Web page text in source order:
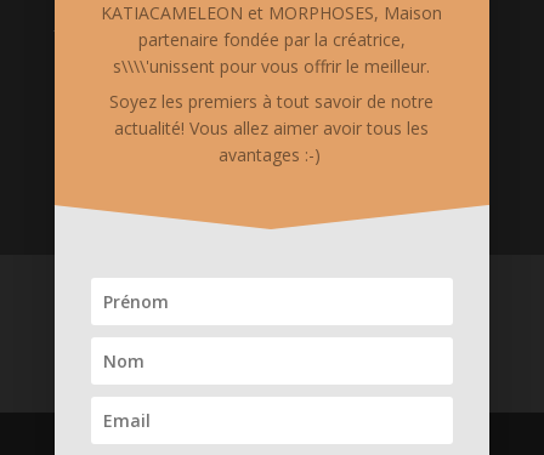
Mentions Légales
le site www.katia-cameleon.com est hébergé chez
OVH. Il est édité et possédé par "S.A.S. CREAKAT",
siégeant au 5 Rue Auguste Chabrières - 75015 PARIS.
Code APE 1413Z. Siret 75375311000018
Medias
KATIACAMELEON et MORPHOSES, Maison
partenaire fondée par la créatrice,
s\\\\'unissent pour vous offrir le meilleur.
Soyez les premiers à tout savoir de notre
actualité! Vous allez aimer avoir tous les
avantages :-)